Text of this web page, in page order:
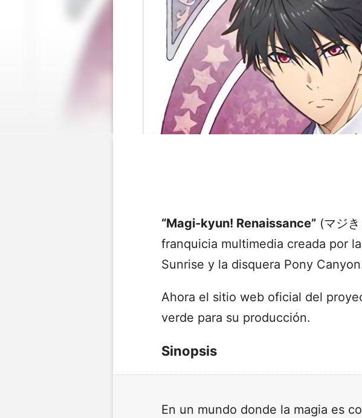
“Magi-kyun! Renaissance” (マジ
franquicia multimedia creada por
Sunrise y la disquera Pony
Ahora el sitio web oficial del
verde para su producción.
Sinopsis
En un mundo donde la magia es